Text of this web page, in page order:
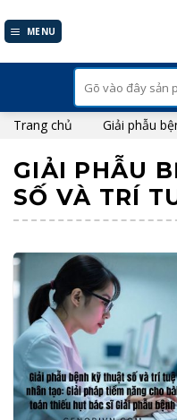
to
MENU
kiếm:
Trang chủ Giải phẫu
GIẢI PHẪU
SỐ VÀ TRÍ